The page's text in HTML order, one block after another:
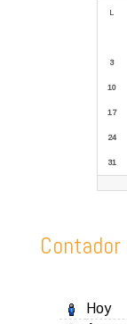
L
3
10
17
24
31
Contador
Hoy